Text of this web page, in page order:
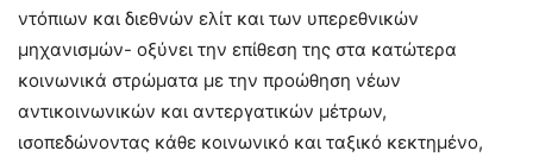
ντόπιων και διεθνών ελίτ και των υπερεθνικών
μηχανισμών- οξύνει την επίθεση της στα κατώτερα
κοινωνικά στρώματα με την προώθηση νέων
αντικοινωνικών και αντεργατικών μέτρων,
ισοπεδώνοντας κάθε κοινωνικό και ταξικό κεκτημένο,